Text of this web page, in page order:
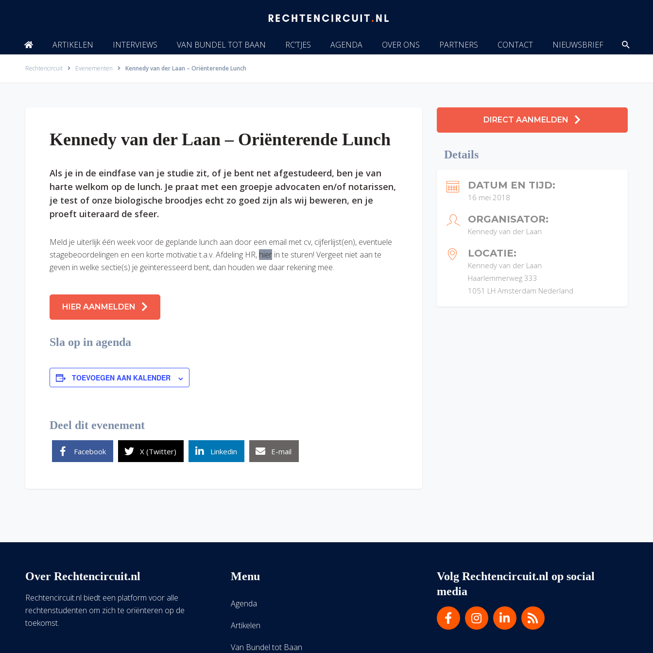
ARTIKELEN INTERVIEWS VAN BUNDEL TOT BAAN RC’TJES AGENDA OVER ONS PARTNERS CONTACT NIEUWSBRIEF
Rechtencircuit Evenementen Kennedy van der Laan – Oriënterende Lunch
Kennedy van der Laan – Oriënterende Lunch
Als je in de eindfase van je studie zit, of je bent net afgestudeerd, ben je van
harte welkom op de lunch. Je praat met een groepje advocaten en/of notarissen,
je test of onze biologische broodjes echt zo goed zijn als wij beweren, en je
proeft uiteraard de sfeer.
Meld je uiterlijk één week voor de geplande lunch aan door een email met cv, cijferlijst(en), eventuele
stagebeoordelingen en een korte motivatie t.a.v. Afdeling HR, hier in te sturen! Vergeet niet aan te
geven in welke sectie(s) je geïnteresseerd bent, dan houden we daar rekening mee.
HIER AANMELDEN
Sla op in agenda
TOEVOEGEN AAN KALENDER
Deel dit evenement
Facebook X (Twitter) Linkedin E-mail
DIRECT AANMELDEN
Details
DATUM EN TIJD:
16 mei 2018
ORGANISATOR:
Kennedy van der Laan
LOCATIE:
Kennedy van der Laan
Haarlemmerweg 333
1051 LH Amsterdam Nederland
Over Rechtencircuit.nl
Rechtencircuit.nl biedt een platform voor alle
rechtenstudenten om zich te oriënteren op de
toekomst.
Menu
Agenda
Artikelen
Van Bundel tot Baan
Volg Rechtencircuit.nl op social
media